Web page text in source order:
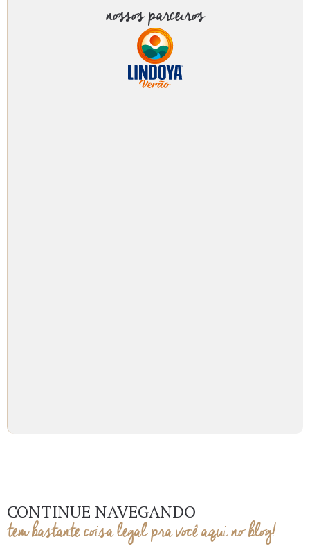
nossos parceiros
CONTINUE NAVEGANDO
tem bastante coisa legal pra você aqui no blog!